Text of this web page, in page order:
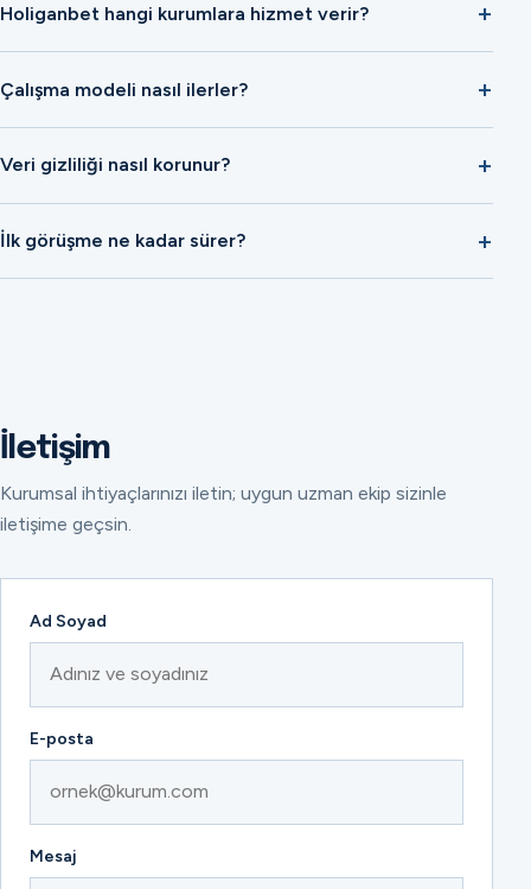
Holiganbet hangi kurumlara hizmet verir?
Çalışma modeli nasıl ilerler?
Veri gizliliği nasıl korunur?
İlk görüşme ne kadar sürer?
İletişim
Kurumsal ihtiyaçlarınızı iletin; uygun uzman ekip sizinle
iletişime geçsin.
Ad Soyad
E-posta
Mesaj